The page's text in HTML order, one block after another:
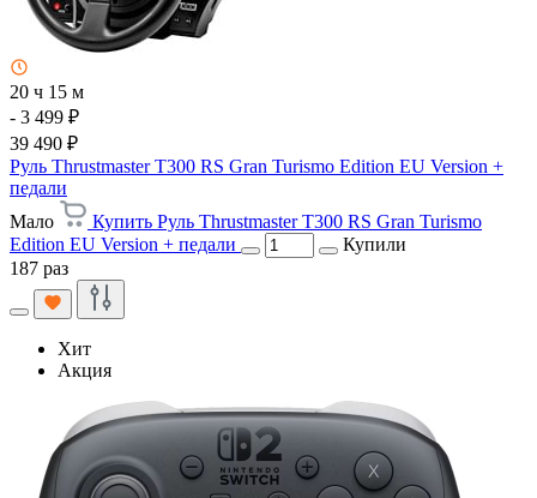
20 ч 15 м
- 3 499 ₽
39 490 ₽
Руль Thrustmaster T300 RS Gran Turismo Edition EU Version +
педали
Мало
Купить Руль Thrustmaster T300 RS Gran Turismo
Edition EU Version + педали
Купили
187 раз
Хит
Акция